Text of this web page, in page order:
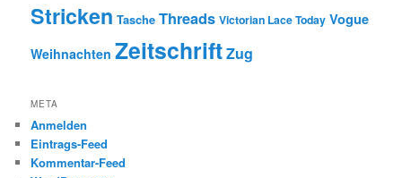
Stricken Tasche Threads Victorian Lace Today Vogue
Weihnachten ZeitschriftZug
META
Anmelden
Eintrags-Feed
Kommentar-Feed